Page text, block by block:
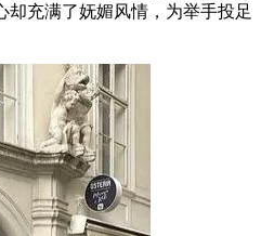
却充满了妩媚风情，为举手投足